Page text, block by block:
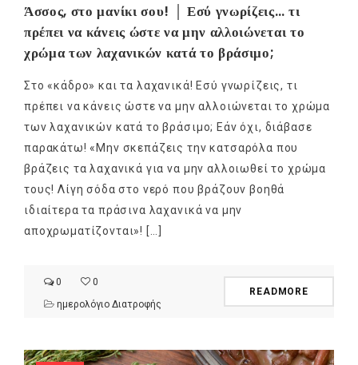
Άσσος, στο μανίκι σου! │ Εσύ γνωρίζεις… τι
πρέπει να κάνεις ώστε να μην αλλοιώνεται το
χρώμα των λαχανικών κατά το βράσιμο;
Στο «κάδρο» και τα λαχανικά! Εσύ γνωρίζεις, τι
πρέπει να κάνεις ώστε να μην αλλοιώνεται το χρώμα
των λαχανικών κατά το βράσιμο; Εάν όχι, διάβασε
παρακάτω! «Μην σκεπάζεις την κατσαρόλα που
βράζεις τα λαχανικά για να μην αλλοιωθεί το χρώμα
τους! Λίγη σόδα στο νερό που βράζουν βοηθά
ιδιαίτερα τα πράσινα λαχανικά να μην
αποχρωματίζονται»! […]
0
0
ημερολόγιο Διατροφής
READMORE